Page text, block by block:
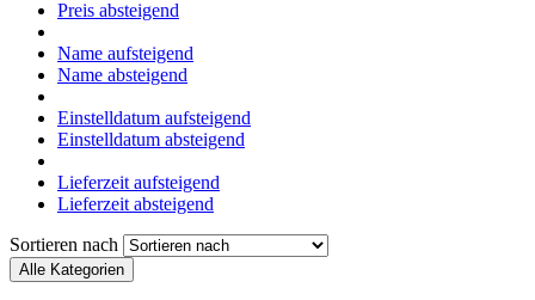
Preis absteigend
Name aufsteigend
Name absteigend
Einstelldatum aufsteigend
Einstelldatum absteigend
Lieferzeit aufsteigend
Lieferzeit absteigend
Sortieren nach
Alle Kategorien